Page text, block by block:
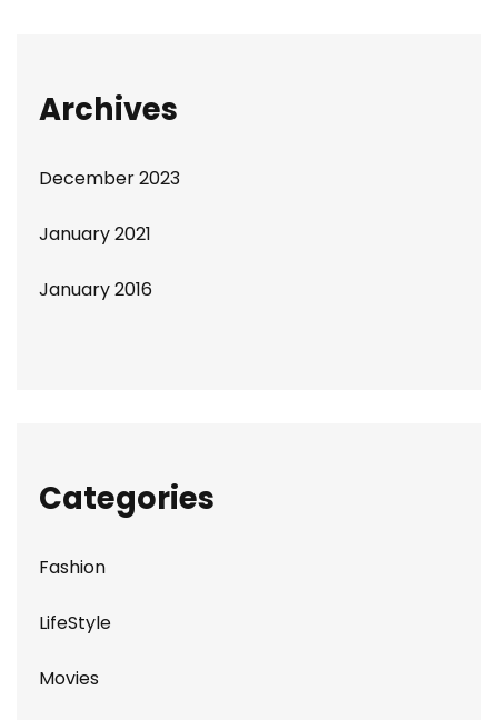
Archives
December 2023
January 2021
January 2016
Categories
Fashion
LifeStyle
Movies